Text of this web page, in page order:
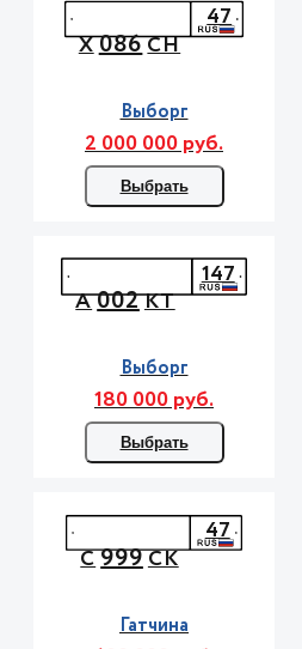
Х086СН
47
Выборг
2 000 000 руб.
Выбрать
А002КТ
147
Выборг
180 000 руб.
Выбрать
С999СК
47
Гатчина